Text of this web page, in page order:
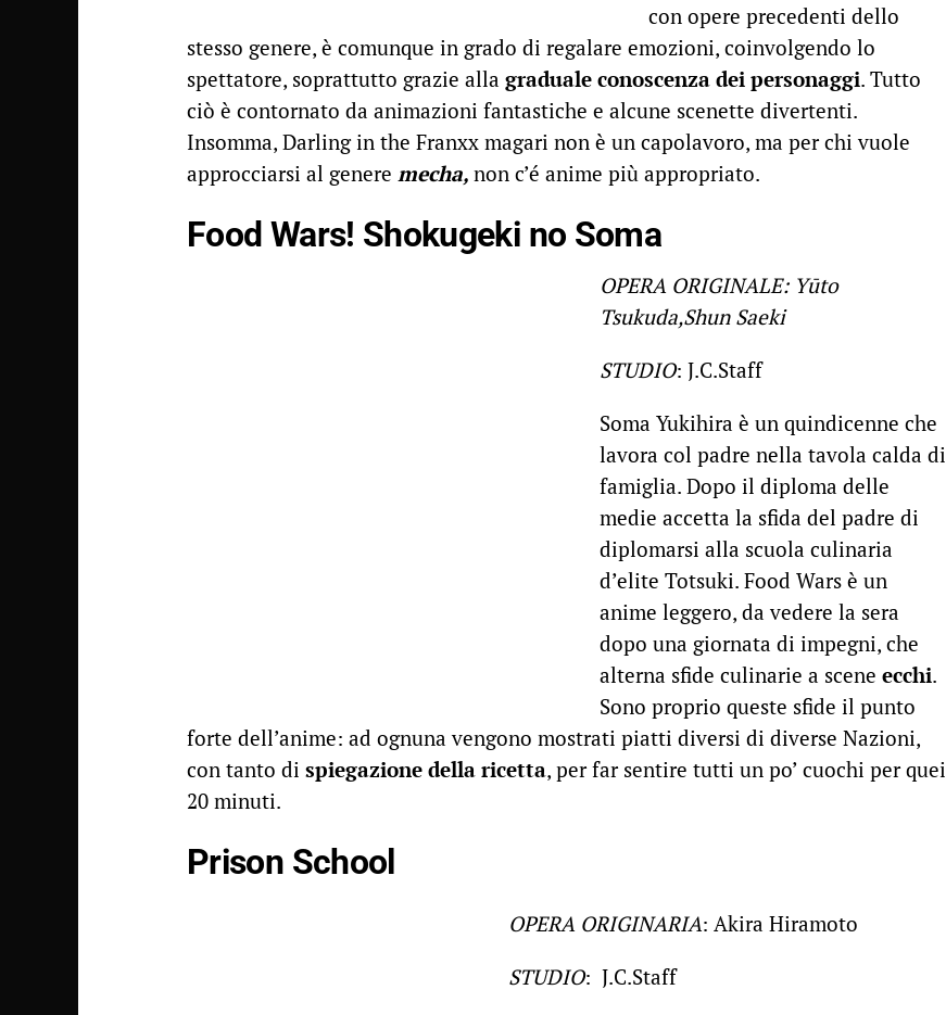
con opere precedenti dello
stesso genere, è comunque in grado di regalare emozioni, coinvolgendo lo
spettatore, soprattutto grazie alla graduale conoscenza dei personaggi. Tutto
ciò è contornato da animazioni fantastiche e alcune scenette divertenti.
Insomma, Darling in the Franxx magari non è un capolavoro, ma per chi vuole
approcciarsi al genere mecha, non c’é anime più appropriato.
Food Wars! Shokugeki no Soma
OPERA ORIGINALE: Yūto
Tsukuda,Shun Saeki
STUDIO: J.C.Staff
Soma Yukihira è un quindicenne che
lavora col padre nella tavola calda di
famiglia. Dopo il diploma delle
medie accetta la sfida del padre di
diplomarsi alla scuola culinaria
d’elite Totsuki. Food Wars è un
anime leggero, da vedere la sera
dopo una giornata di impegni, che
alterna sfide culinarie a scene ecchi.
Sono proprio queste sfide il punto
forte dell’anime: ad ognuna vengono mostrati piatti diversi di diverse Nazioni,
con tanto di spiegazione della ricetta, per far sentire tutti un po’ cuochi per quei
20 minuti.
Prison School
OPERA ORIGINARIA: Akira Hiramoto
STUDIO: J.C.Staff